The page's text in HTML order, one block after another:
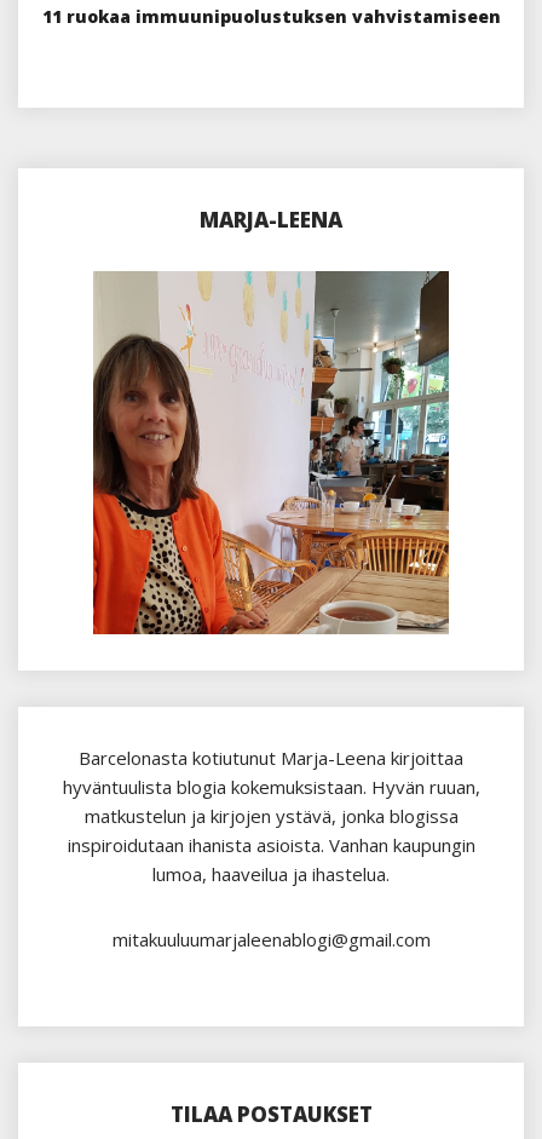
11 ruokaa immuunipuolustuksen vahvistamiseen
MARJA-LEENA
Barcelonasta kotiutunut Marja-Leena kirjoittaa
hyväntuulista blogia kokemuksistaan. Hyvän ruuan,
matkustelun ja kirjojen ystävä, jonka blogissa
inspiroidutaan ihanista asioista. Vanhan kaupungin
lumoa, haaveilua ja ihastelua.
mitakuuluumarjaleenablogi@gmail.com
TILAA POSTAUKSET